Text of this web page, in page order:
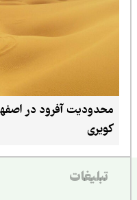
محدودیت آفرود در اصفهان؛
کویری
تبلیغات